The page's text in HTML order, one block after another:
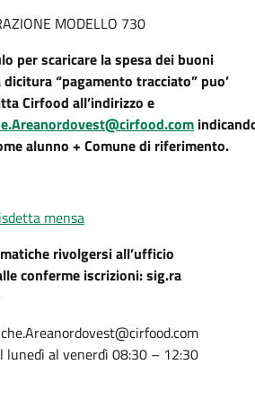
MODELLO 730
per scaricare la spesa dei buoni
“pagamento tracciato” puo’
Cirfood all’indirizzo e
alunno + Comune di riferimento.
mensa
rivolgersi all’ufficio
conferme iscrizioni: sig.ra
lunedì al venerdì 08:30 – 12:30